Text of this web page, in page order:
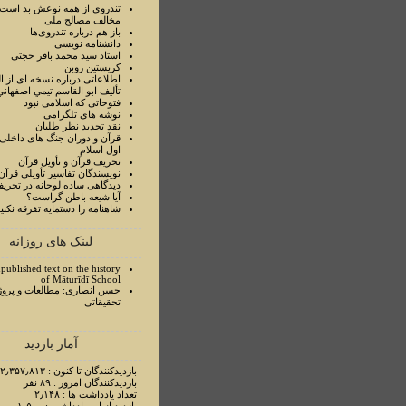
تندروی از همه نوعش بد
مخالف مصالح ملی
باز هم درباره تندروی‌ها
دانشنامه نویسی
استاد سيد محمد باقر حجتی
کریستین روبن
اطلاعاتی درباره نسخه ای از
تأليف ابو القاسم تيمي
فتوحاتی که اسلامی نبود
نوشه های تلگرامی
نقد تجدید نظر طلبان
قرآن و دوران جنگ های
اول اسلام
تحريف قرآن و تأويل قرآن
نويسندگان تفاسير تأويلی
ديدگاهی ساده لوحانه در
آيا شيعه باطن گراست؟
شاهنامه را دستمايه تفرقه
لینک های روزانه
text on the history
of Māturīdī School
حسن انصاری: مطالعات و
تحقیقاتی
آمار بازدید
بازدیدکنندگان تا کنون : ۲٫۳۵۷٫۸۱۳ نفر
بازدیدکنندگان امروز : ۸۹ نفر
تعداد یادداشت ها : ۲٫۱۴۸